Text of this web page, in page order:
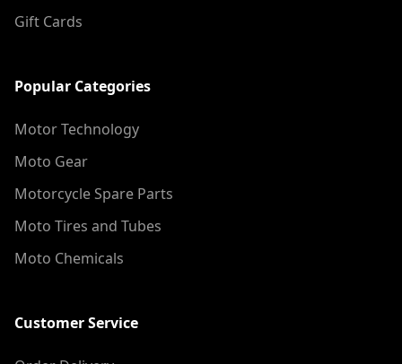
Gift Cards
Popular Categories
Motor Technology
Moto Gear
Motorcycle Spare Parts
Moto Tires and Tubes
Moto Chemicals
Customer Service